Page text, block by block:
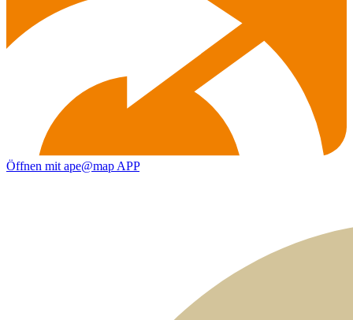
Öffnen mit ape@map APP